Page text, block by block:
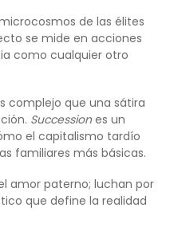
de las élites
se mide en acciones
como cualquier otro
complejo que una sátira
Successiones un
el capitalismo tardío
familiares más básicas.
amor paterno; luchan por
que define la realidad